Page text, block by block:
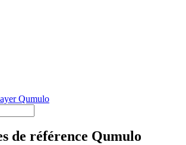
Qumulo
de référence Qumulo